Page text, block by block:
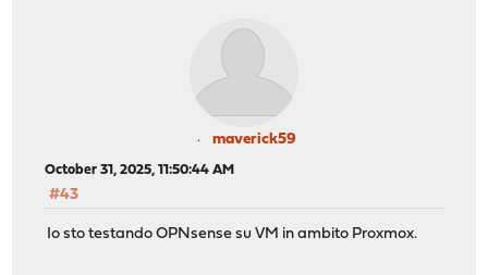
maverick59
October 31, 2025, 11:50:44 AM
#43
Io sto testando OPNsense su VM in ambito Proxmox.